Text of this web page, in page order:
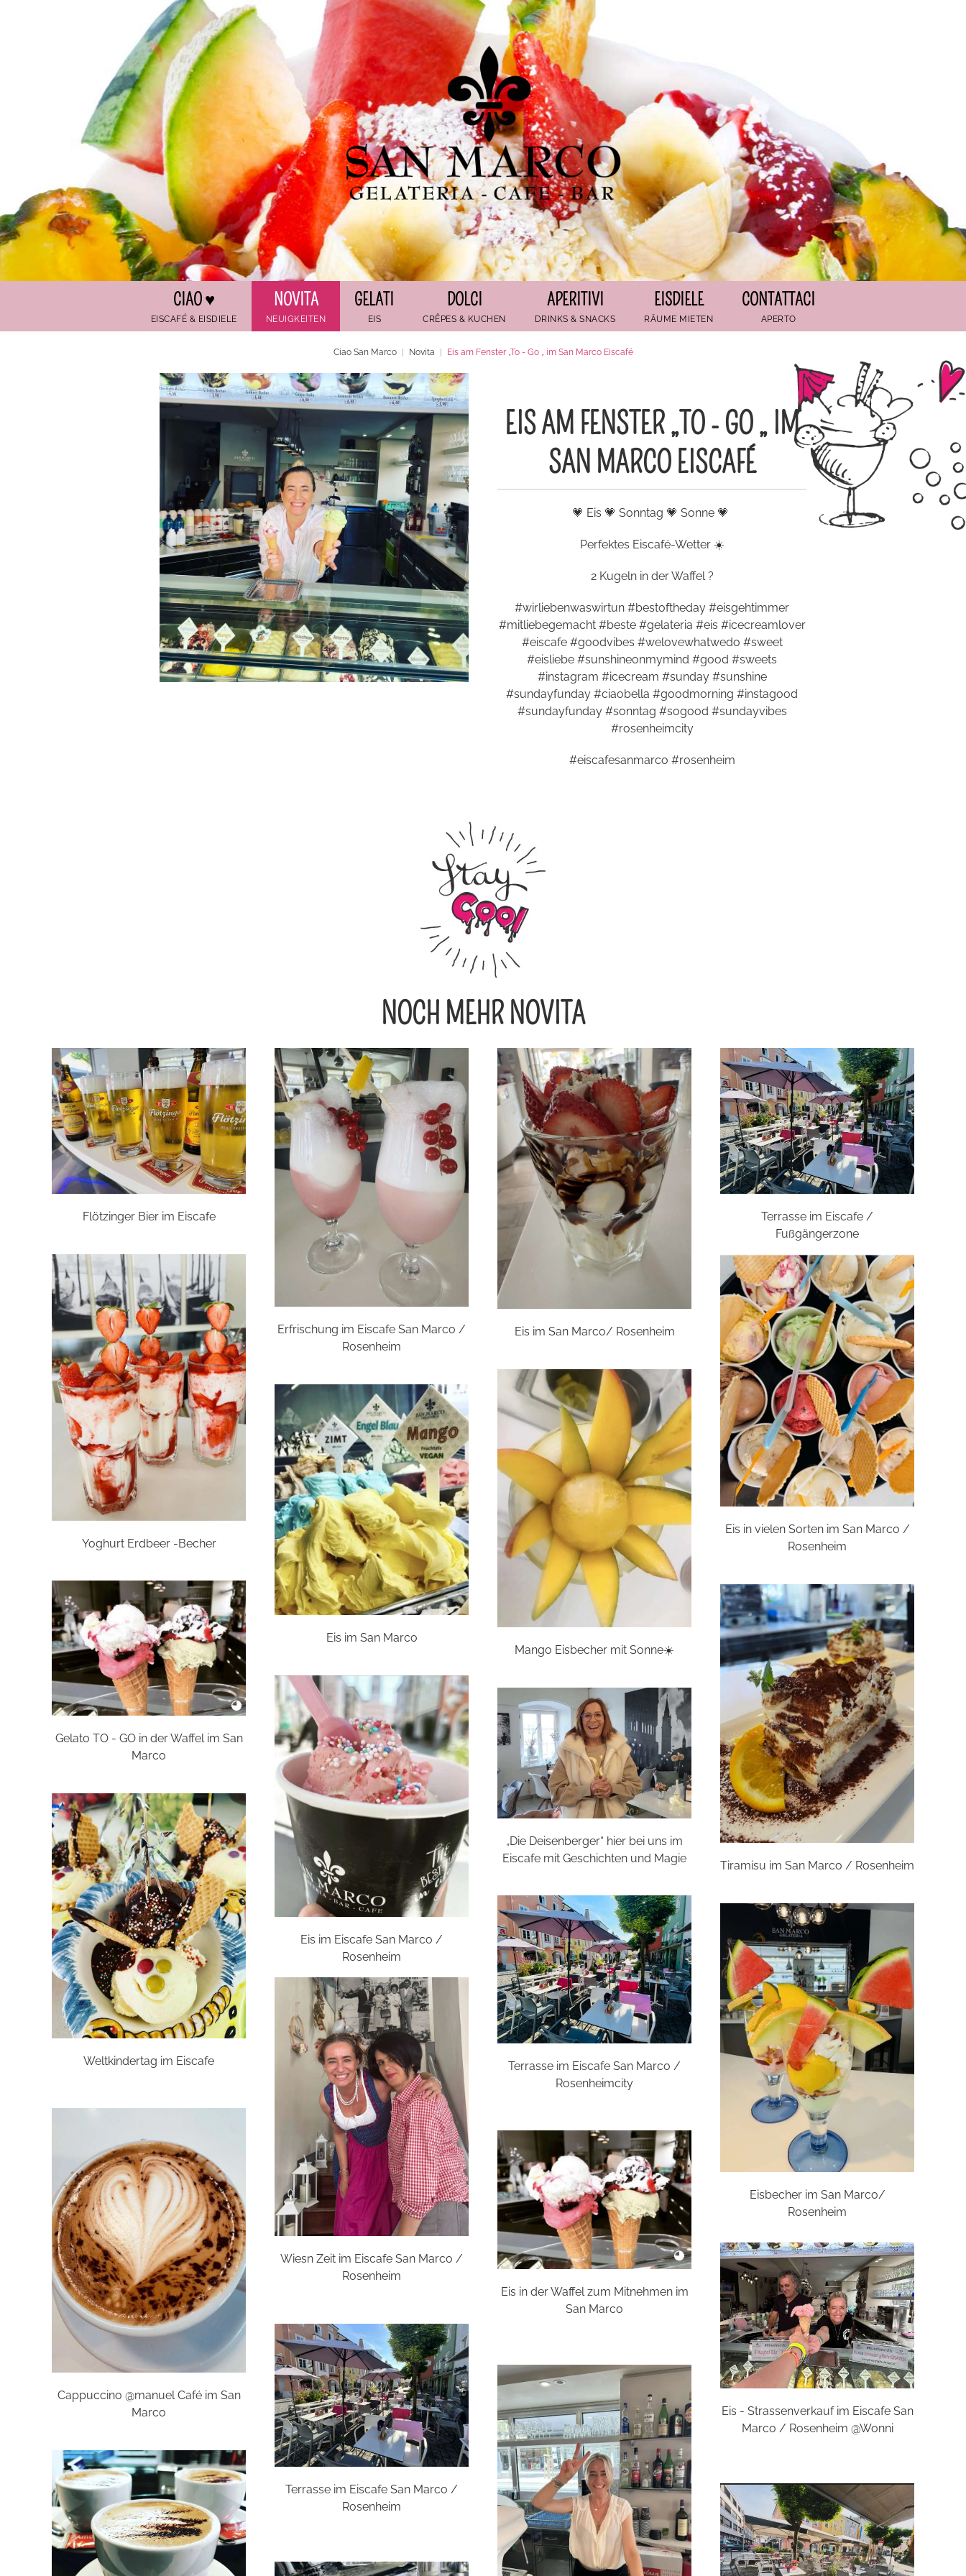
Zum Hauptinhalt springen
CIAO ♥
EISCAFÉ & EISDIELE
NOVITA
NEUIGKEITEN
GELATI
EIS
DOLCI
CRÊPES & KUCHEN
APERITIVI
DRINKS & SNACKS
EISDIELE
RÄUME MIETEN
CONTATTACI
APERTO
Ciao San Marco Novita Eis am Fenster „To - Go „ im San Marco Eiscafé
EIS AM FENSTER „TO - GO „ IM
SAN MARCO EISCAFÉ
💗 Eis 💗 Sonntag 💗 Sonne 💗
Perfektes Eiscafé-Wetter ☀️
2 Kugeln in der Waffel ?
#wirliebenwaswirtun #bestoftheday #eisgehtimmer
#mitliebegemacht #beste #gelateria #eis #icecreamlover
#eiscafe #goodvibes #welovewhatwedo #sweet
#eisliebe #sunshineonmymind #good #sweets
#instagram #icecream #sunday #sunshine
#sundayfunday #ciaobella #goodmorning #instagood
#sundayfunday #sonntag #sogood #sundayvibes
#rosenheimcity
#eiscafesanmarco #rosenheim
NOCH MEHR NOVITA
Flötzinger Bier im Eiscafe
Erfrischung im Eiscafe San Marco /
Rosenheim
Eis im San Marco/ Rosenheim
Terrasse im Eiscafe /
Fußgängerzone
Yoghurt Erdbeer -Becher
Eis im San Marco
Mango Eisbecher mit Sonne☀️
Eis in vielen Sorten im San Marco /
Rosenheim
Gelato TO - GO in der Waffel im San
Marco
Eis im Eiscafe San Marco /
Rosenheim
„Die Deisenberger“ hier bei uns im
Eiscafe mit Geschichten und Magie
Tiramisu im San Marco / Rosenheim
Weltkindertag im Eiscafe
Wiesn Zeit im Eiscafe San Marco /
Rosenheim
Terrasse im Eiscafe San Marco /
Rosenheimcity
Eisbecher im San Marco/
Rosenheim
Cappuccino @manuel Café im San
Marco
Terrasse im Eiscafe San Marco /
Rosenheim
Eis in der Waffel zum Mitnehmen im
San Marco
Eis - Strassenverkauf im Eiscafe San
Marco / Rosenheim @Wonni